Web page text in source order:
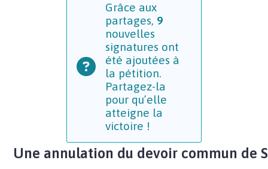
Grâce aux
partages, 9
nouvelles
signatures ont
été ajoutées à
la pétition.
Partagez-la
pour qu’elle
atteigne la
victoire !
Une annulation du devoir commun de